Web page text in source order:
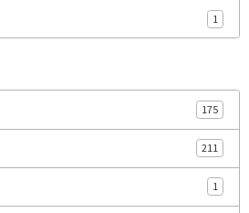
1
175
211
1